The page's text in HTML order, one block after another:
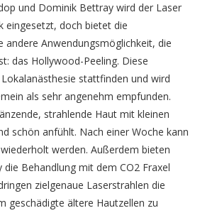
und Dominik Bettray wird der Laser
eingesetzt, doch bietet die
andere Anwendungsmöglichkeit, die
das Hollywood-Peeling. Diese
stattfinden und wird
als sehr angenehm empfunden.
strahlende Haut mit kleinen
schön anfühlt. Nach einer Woche kann
werden. Außerdem bieten
Behandlung mit dem CO2 Fraxel
zielgenaue Laserstrahlen die
geschädigte ältere Hautzellen zu